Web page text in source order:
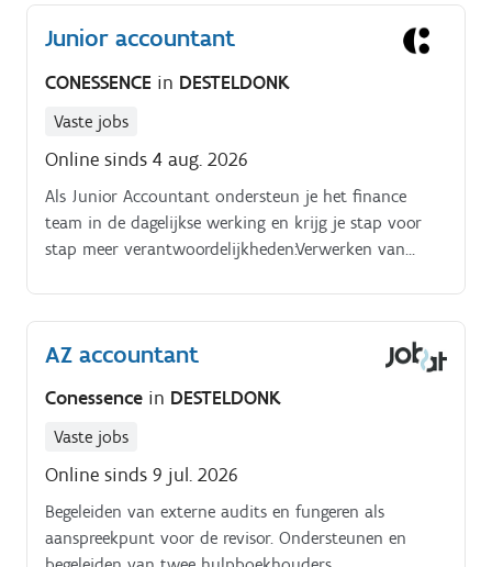
verkoopfacturen.
Junior accountant
CONESSENCE in DESTELDONK
Vaste jobs
Online sinds 4 aug. 2026
Als Junior Accountant ondersteun je het finance
team in de dagelijkse werking en krijg je stap voor
stap meer verantwoordelijkheden:Verwerken van
vennootschappen. Assisteren bij de maand en
jaarafsluitingen.
AZ accountant
Conessence in DESTELDONK
Vaste jobs
Online sinds 9 jul. 2026
Begeleiden van externe audits en fungeren als
aanspreekpunt voor de revisor. Ondersteunen en